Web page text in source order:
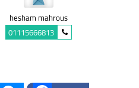
hesham mahrous
01115666813